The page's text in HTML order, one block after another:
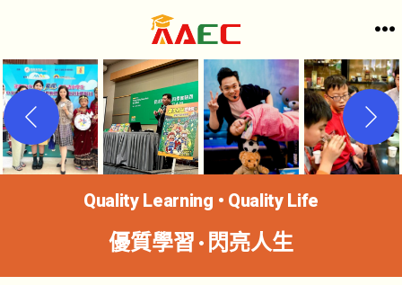
主
要
內
容
Quality Learning • Quality Life
優質學習·閃亮人生